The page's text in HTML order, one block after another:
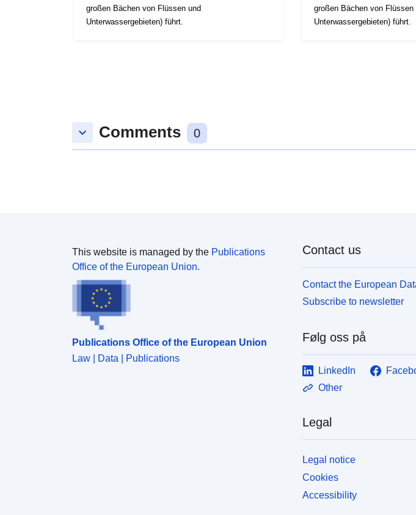
großen Bächen von Flüssen und
Unterwassergebieten) führt.
großen Bächen von Flüssen
Unterwassergebieten) führt.
keyboard_arrow_down Comments 0
This website is managed by the Publications
Office of the European Union.
Publications Office of the European Union
Law | Data | Publications
Contact us
Contact the European
Subscribe to newsletter
Følg oss på
LinkedIn
Other
Legal
Legal notice
Cookies
Accessibility